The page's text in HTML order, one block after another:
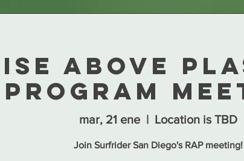
Above
Program
mar, 21 ene
  |
Location is TBD
Join Surfrider San Diego's RAP meeting!